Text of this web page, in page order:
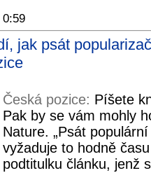
0:59
jak psát
Česká pozice: Píšete
Pak by se vám mohly
Nature. „Psát
vyžaduje to hodně
podtitulku článku, jenž